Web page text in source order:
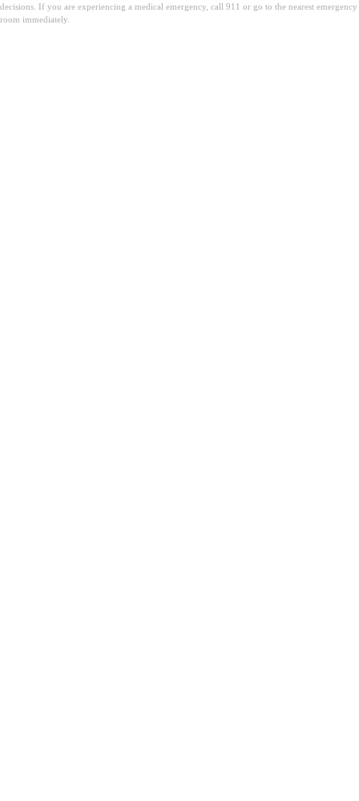
decisions. If you are experiencing a medical emergency, call 911 or go to the nearest emergency
room immediately.